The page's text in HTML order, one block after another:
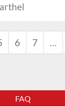
6 7 …
FAQ